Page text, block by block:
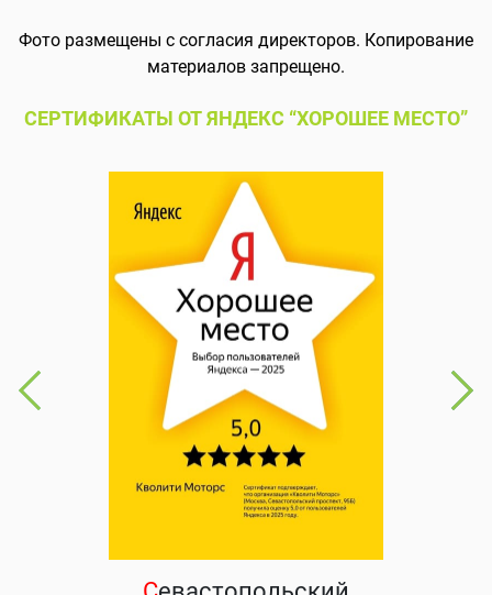
Фото размещены с согласия директоров. Копирование
материалов запрещено.
СЕРТИФИКАТЫ ОТ ЯНДЕКС “ХОРОШЕЕ МЕСТО”